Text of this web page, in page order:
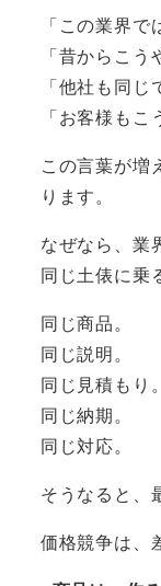
「この業界で
「昔からこう
「他社も同じ
「お客様もこ
この言葉が増
ります。
なぜなら、業
同じ土俵に乗
同じ商品。
同じ説明。
同じ見積もり。
同じ納期。
同じ対応。
そうなると、
価格競争は、